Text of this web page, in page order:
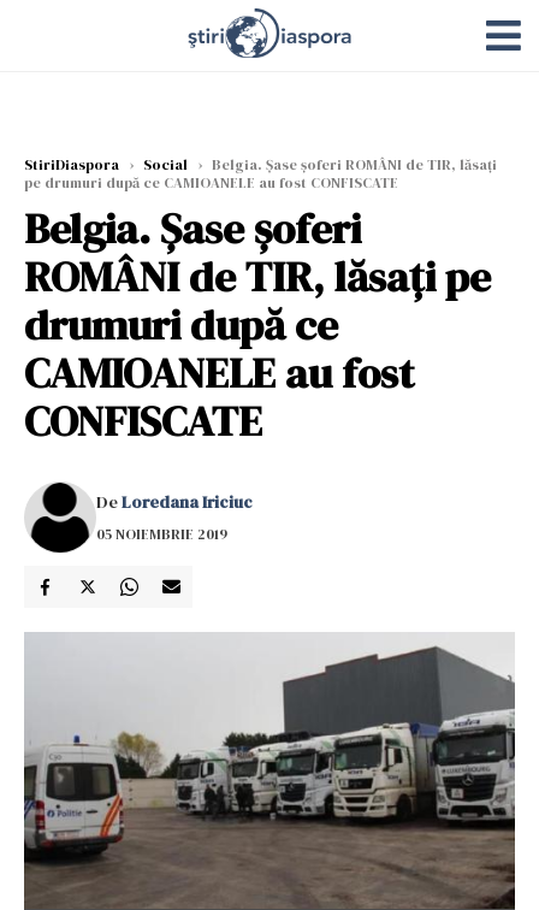
StiriDiaspora › Social › Belgia. Șase șoferi ROMÂNI de TIR, lăsați
pe drumuri după ce CAMIOANELE au fost CONFISCATE
Belgia. Șase șoferi
ROMÂNI de TIR, lăsați pe
drumuri după ce
CAMIOANELE au fost
CONFISCATE
DeLoredana Iriciuc
05 NOIEMBRIE 2019